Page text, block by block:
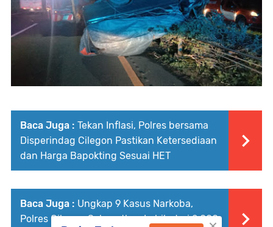
Baca Juga : Tekan Inflasi, Polres bersama
Disperindag Cilegon Pastikan Ketersediaan
dan Harga Bapokting Sesuai HET
Baca Juga : Ungkap 9 Kasus Narkoba,
Polres Cilegon Selamatkan Lebih dari 2.000